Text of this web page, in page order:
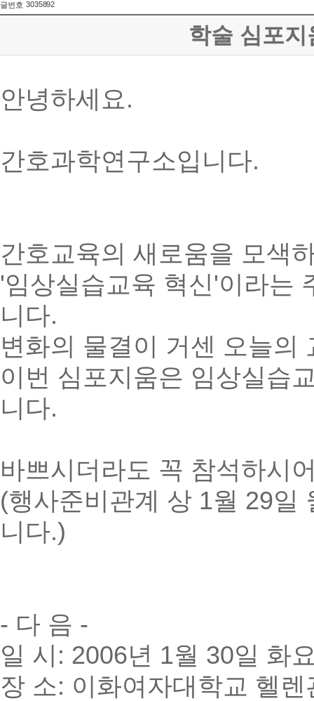
글번호 3035892
학술 심포
안녕하세요.
간호과학연구소입니다.
간호교육의 새로움을 모색
'임상실습교육 혁신'이라는
니다.
변화의 물결이 거센 오늘의
이번 심포지움은 임상실습
니다.
바쁘시더라도 꼭 참석하시
(행사준비관계 상 1월 29일
니다.)
- 다 음 -
일 시: 2006년 1월 30일 화
장 소: 이화여자대학교 헬렌